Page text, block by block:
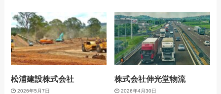
松浦建設株式会社
2026年5月7日
株式会社伸光堂物流
2026年4月30日